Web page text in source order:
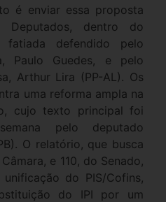
é enviar essa proposta
dentro do
defendido pelo
Paulo Guedes, e pelo
Arthur Lira (PP-AL). Os
uma reforma ampla na
cujo texto principal foi
pelo deputado
O relatório, que busca
e 110, do Senado,
do PIS/Cofins,
do IPI por um